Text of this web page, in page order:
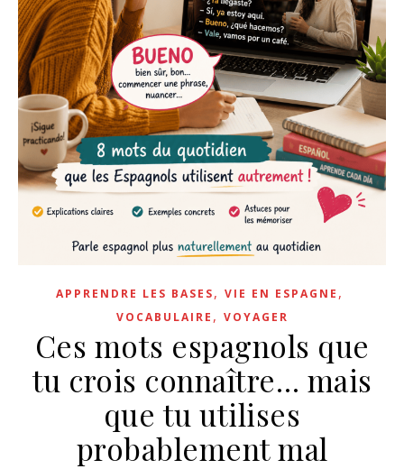
APPRENDRE LES BASES, VIE EN ESPAGNE ,
VOCABULAIRE , VOYAGER
Ces mots espagnols que
tu crois connaître… mais
que tu utilises
probablement mal